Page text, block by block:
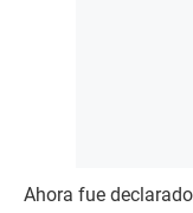
Ahora fue